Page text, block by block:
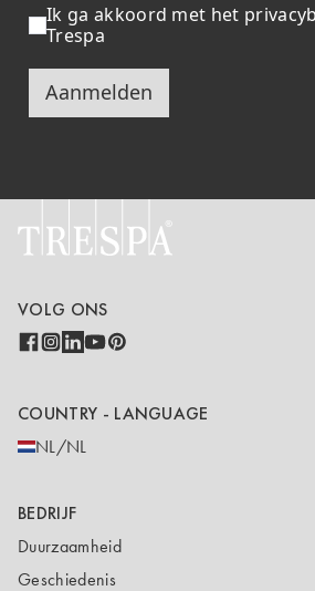
Ik ga akkoord met het
Trespa
Aanmelden
VOLG ONS
COUNTRY - LANGUAGE
NL/NL
BEDRIJF
Duurzaamheid
Geschiedenis